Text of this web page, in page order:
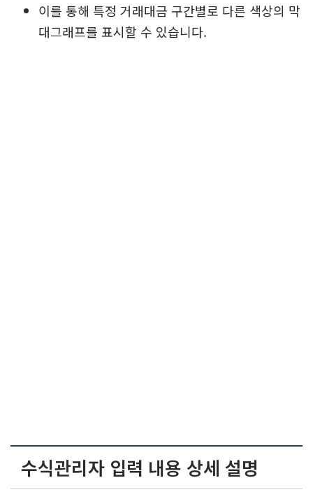
이를 통해 특정 거래대금 구간별로 다른 색상의 막
대그래프를 표시할 수 있습니다.
수식관리자 입력 내용 상세 설명